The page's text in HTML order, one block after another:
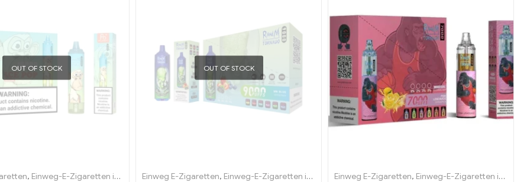
OUT OF STOCK
, Einweg-E-Zigaretten in Belgien ,Einweg-E-Zigaretten in Bulgarien,Einweg-E-Zigaretten in Dänemark, Einweg-E-Zigaretten in
OUT OF STOCK
Einweg E-Zigaretten, Einweg-E-Zigaretten in Belgien ,Einweg-E-Zigaretten in Bulgarien,Einweg-E-
Einweg E-Zigaretten, Einweg-E-Zigaretten in Belgien